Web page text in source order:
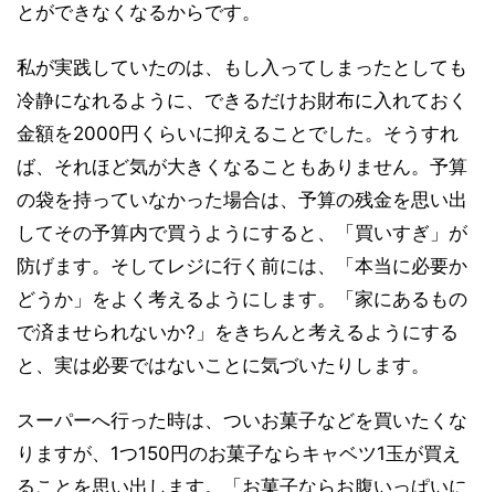
とができなくなるからです。
私が実践していたのは、もし入ってしまったとしても
冷静になれるように、できるだけお財布に入れておく
金額を2000円くらいに抑えることでした。そうすれ
ば、それほど気が大きくなることもありません。予算
の袋を持っていなかった場合は、予算の残金を思い出
してその予算内で買うようにすると、「買いすぎ」が
防げます。そしてレジに行く前には、「本当に必要か
どうか」をよく考えるようにします。「家にあるもの
で済ませられないか?」をきちんと考えるようにする
と、実は必要ではないことに気づいたりします。
スーパーへ行った時は、ついお菓子などを買いたくな
りますが、1つ150円のお菓子ならキャベツ1玉が買え
ることを思い出します。「お菓子ならお腹いっぱいに